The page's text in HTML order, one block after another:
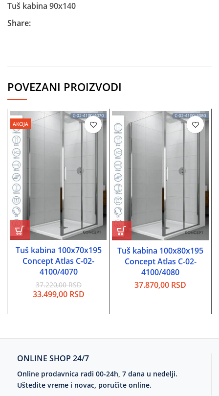
Tuš kabina 90x140
Share:
POVEZANI PROIZVODI
AKCIJA
Tuš kabina 100x70x195
Concept Atlas C-02-
4100/4070
37.220,00RSD
Originalna
33.499,00 RSDTrenutna
Tuš kabina 100x80x195
Concept Atlas C-02-
4100/4080
37.870,00 RSD
ONLINE SHOP 24/7
Online prodavnica radi 00-24h, 7 dana u nedelji.
Uštedite vreme i novac, poručite online.